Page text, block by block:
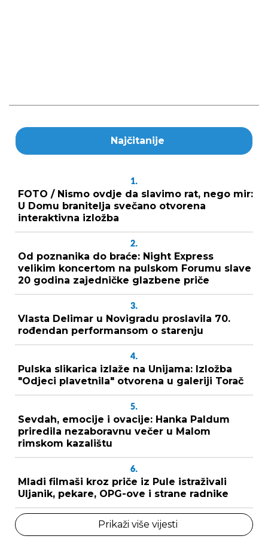
Najčitanije
1.
FOTO / Nismo ovdje da slavimo rat, nego mir:
U Domu branitelja svečano otvorena
interaktivna izložba
2.
Od poznanika do braće: Night Express
velikim koncertom na pulskom Forumu slave
20 godina zajedničke glazbene priče
3.
Vlasta Delimar u Novigradu proslavila 70.
rođendan performansom o starenju
4.
Pulska slikarica izlaže na Unijama: Izložba
"Odjeci plavetnila" otvorena u galeriji Torač
5.
Sevdah, emocije i ovacije: Hanka Paldum
priredila nezaboravnu večer u Malom
rimskom kazalištu
6.
Mladi filmaši kroz priče iz Pule istraživali
Uljanik, pekare, OPG-ove i strane radnike
Prikaži više vijesti